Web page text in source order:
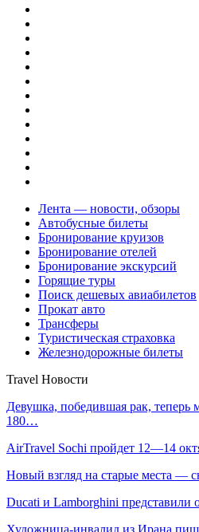
Лента — новости, обзоры
Автобусные билеты
Бронирование круизов
Бронирование отелей
Бронирование экскурсий
Горящие туры
Поиск дешевых авиабилетов
Прокат авто
Трансферы
Туристическая страховка
Железнодорожные билеты
Travel Новости
Девушка, победившая рак, теперь
180…
AirTravel Sochi пройдет 12—14
Новый взгляд на старые места —
Ducati и Lamborghini представили
Художница-инвалид из Ирана